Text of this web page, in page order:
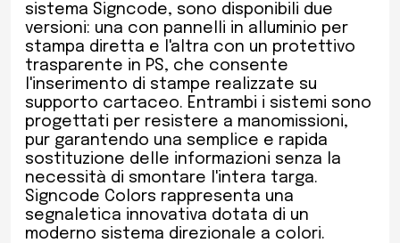
sistema Signcode, sono disponibili due
versioni: una con pannelli in alluminio per
stampa diretta e l'altra con un protettivo
trasparente in PS, che consente
l'inserimento di stampe realizzate su
supporto cartaceo. Entrambi i sistemi sono
progettati per resistere a manomissioni,
pur garantendo una semplice e rapida
sostituzione delle informazioni senza la
necessità di smontare l'intera targa.
Signcode Colors rappresenta una
segnaletica innovativa dotata di un
moderno sistema direzionale a colori.